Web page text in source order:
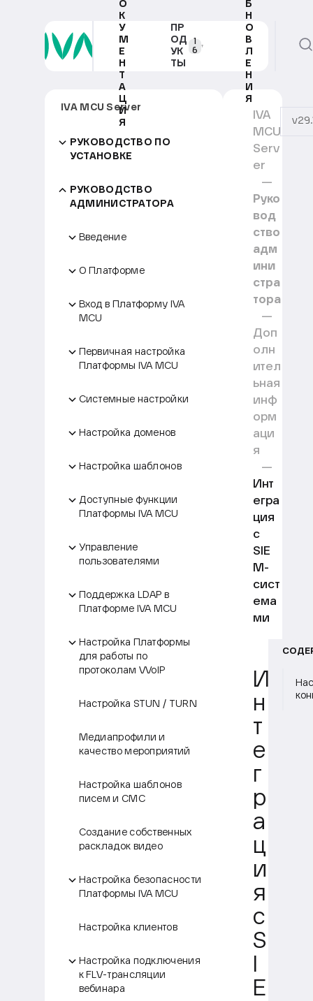
О
К
У
М
Е
Н
Т
А
Ц
И
Я
ПР
ОД
УК
ТЫ
1
6
Б
Н
О
В
Л
Е
Н
И
Я
IVA MCU Server
РУКОВОДСТВО ПО
УСТАНОВКЕ
РУКОВОДСТВО
АДМИНИСТРАТОРА
Введение
О Платформе
Вход в Платформу IVA
MCU
Первичная настройка
Платформы IVA MCU
Системные настройки
Настройка доменов
Настройка шаблонов
Доступные функции
Платформы IVA MCU
Управление
пользователями
Поддержка LDAP в
Платформе IVA MCU
Настройка Платформы
для работы по
протоколам VVoIP
Настройка STUN / TURN
Медиапрофили и
качество мероприятий
Настройка шаблонов
писем и СМС
Создание собственных
раскладок видео
Настройка безопасности
Платформы IVA MCU
Настройка клиентов
Настройка подключения
к FLV-трансляции
вебинара
IVA
MCU
Serv
er
Руко
вод
ство
адм
ини
стра
тора
Доп
олн
ител
ьная
инф
орм
аци
я
Инт
егра
ция
с
SIE
M-
сист
ема
ми
И
н
т
е
г
р
а
ц
и
я
с
S
E